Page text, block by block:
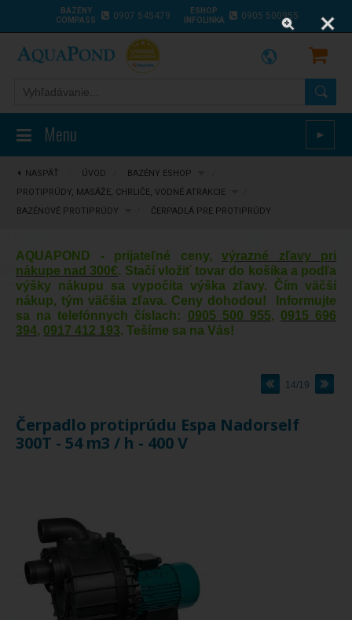
BAZÉNY
COMPASS
0907 545479
ESHOP
INFOLINKA
0905 500955
Menu ►
NASPÄŤ ÚVOD BAZÉNY ESHOP
PROTIPRÚDY, MASÁŽE, CHRLIČE, VODNÉ ATRAKCIE
BAZÉNOVÉ PROTIPRÚDY
ČERPADLÁ PRE PROTIPRÚDY
AQUAPOND - prijateľné ceny, výrazné zľavy pri
nákupe nad 300€. Stačí vložiť tovar do košíka a podľa
výšky nákupu sa vypočíta výška zľavy. Čím väčší
nákup, tým väčšia zľava. Ceny dohodou! Informujte
sa na telefónnych číslach: 0905 500 955, 0915 696
394, 0917 412 193. Tešíme sa na Vás!
14/19
Čerpadlo protiprúdu Espa Nadorself
300T - 54 m3 / h - 400 V